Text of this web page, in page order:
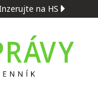
na HS